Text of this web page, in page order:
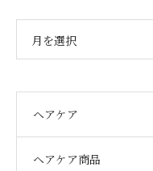
月を選択
ヘアケア
ヘアケア商品